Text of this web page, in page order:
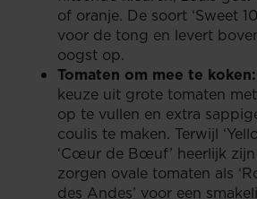
of oranje. De soort ‘Sweet
voor de tong en levert
oogst op.
Tomaten om mee te koken:
keuze uit grote tomaten
op te vullen en extra
coulis te maken. Terwijl
‘Cœur de Bœuf’ heerlijk
zorgen ovale tomaten als
des Andes’ voor een